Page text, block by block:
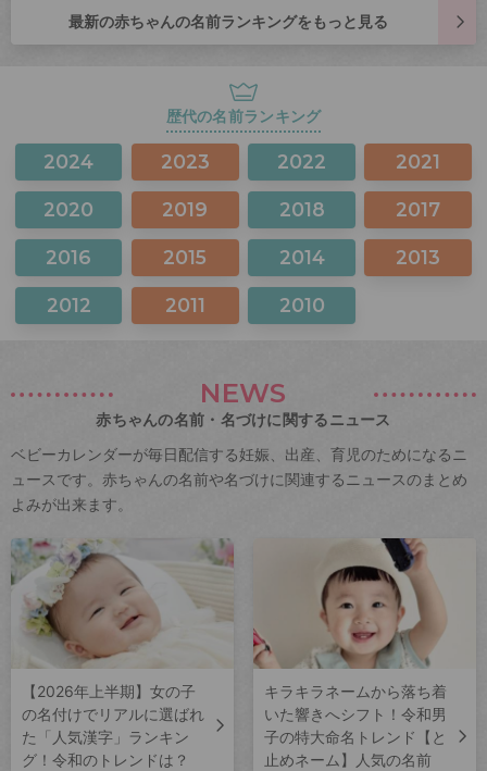
最新の赤ちゃんの名前ランキングをもっと見る
歴代の名前ランキング
2024 2023 2022 2021
2020 2019 2018 2017
2016 2015 2014 2013
2012 2011 2010
NEWS
赤ちゃんの名前・名づけに関するニュース
ベビーカレンダーが毎日配信する妊娠、出産、育児のためになるニ
ュースです。赤ちゃんの名前や名づけに関連するニュースのまとめ
よみが出来ます。
【2026年上半期】女の子
の名付けでリアルに選ばれ
た「人気漢字」ランキン
グ！令和のトレンドは？
キラキラネームから落ち着
いた響きへシフト！令和男
子の特大命名トレンド【と
止めネーム】人気の名前